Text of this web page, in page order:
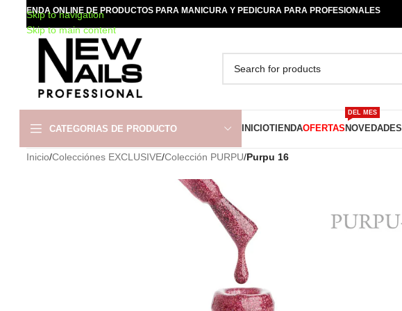
Skip to navigation
Skip to main content
TIENDA ONLINE DE PRODUCTOS PARA MANICURA Y PEDICURA PARA PROFESIONALES
CATEGORIAS DE PRODUCTO INICIOTIENDAOFERTAS NOVEDADES
DEL MES
Inicio/Colecciónes EXCLUSIVE/Colección PURPU/Purpu 16